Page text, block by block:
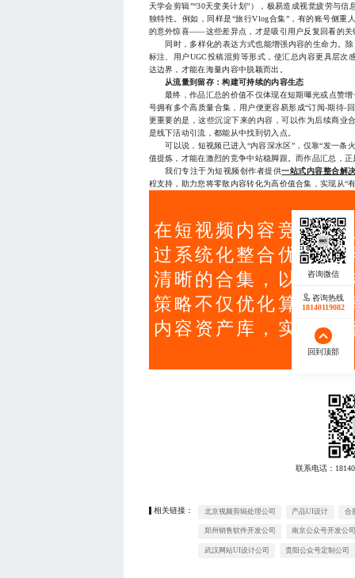
天学会剪辑”“30天变美计划”），极易造成视觉疲劳与
独特性。例如，同样是“旅行Vlog合集”，有的账号侧重
的意外惊喜——这些差异点，才是吸引用户反复回看的关
同时，多样化的表达方式也能增强内容的生命力。除
标注、用户UGC投稿混剪等形式，使汇总内容更具层
达边界，才能在海量内容中脱颖而出。
从流量到留存：构建可持续的内容生态
最终，作品汇总的价值不仅体现在短期曝光或点赞增
号拥有多个高质量合集，用户便更容易形成“订阅-期待-
更重要的是，这些沉淀下来的内容，可以作为后续商
是线下活动引流，都能从中找到切入点。
可以说，短视频已进入“内容深水区”，仅靠“发一条
值提炼，才能在激烈的竞争中站稳脚跟。而作品汇总
我们专注于为短视频创作者提供一站式内容整合解
程支持，助力您将零散内容转化为高价值合集，实现从“
在短视频内容竞争加
过系统化整合优质内
清晰的合集，以提升
策略不仅优化算法推
内容资产库，实现从
联系电话：
相关链接： 北京视频剪辑处理公司 产品UI设计 合
郑州销售软件开发公司 南京公众号开发公
武汉网站UI设计公司 贵阳公众号定制公司
咨询热线
18140119082
回到顶部